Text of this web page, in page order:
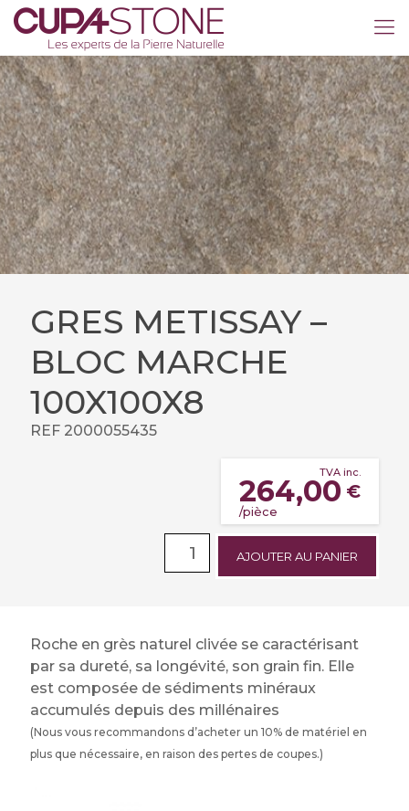
GRES METISSAY –
BLOC MARCHE
100X100X8
REF 2000055435
264,00 €
TVA inc.
/pièce
AJOUTER AU PANIER
Roche en grès naturel clivée se caractérisant
par sa dureté, sa longévité, son grain fin. Elle
est composée de sédiments minéraux
accumulés depuis des millénaires
(Nous vous recommandons d’acheter un 10% de matériel en
plus que nécessaire, en raison des pertes de coupes.)